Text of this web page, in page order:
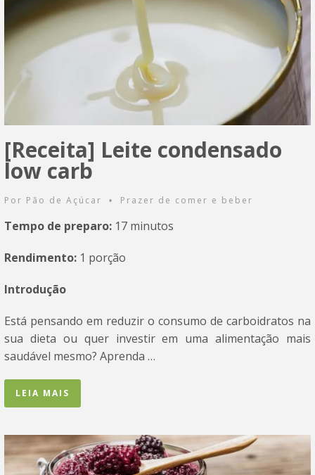
[Receita] Leite condensado
low carb
Por Pão de Açúcar • Prazer de comer e beber
Tempo de preparo: 17 minutos
Rendimento: 1 porção
Introdução
Está pensando em reduzir o consumo de carboidratos na
sua dieta ou quer investir em uma alimentação mais
saudável mesmo? Aprenda …
LEIA MAIS